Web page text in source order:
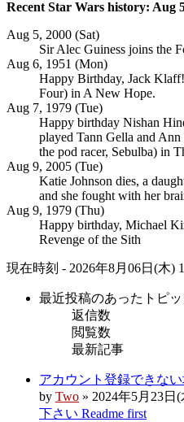
Recent Star Wars history: Aug
Aug 5, 2000 (Sat)
Sir Alec Guiness joins the
Aug 6, 1951 (Mon)
Happy Birthday, Jack
Four) in A New Hope.
Aug 7, 1979 (Tue)
Happy birthday Nishan
played Tann Gella and
the pod racer, Sebulba) in
Aug 9, 2005 (Tue)
Katie Johnson dies, a
and she fought with her
Aug 9, 1979 (Thu)
Happy birthday, Michael
Revenge of the Sith
現在時刻 - 2026年8月06日(木)
最近投稿のあったトピッ
返信数
閲覧数
最新記事
アカウント登録できな
by Two » 2024年5月23日
下さい Readme first